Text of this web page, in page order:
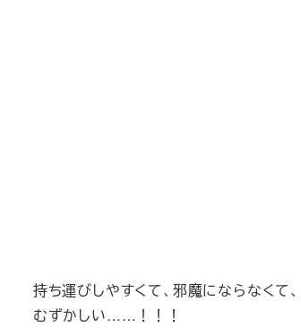
持ち運びしやすくて、邪魔にならなくて
むずかしい……！！！